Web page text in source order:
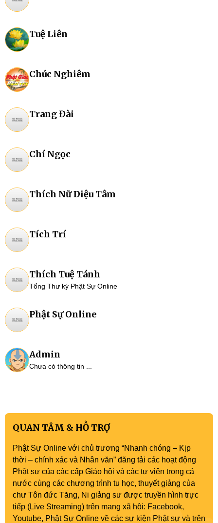
Tuệ Liên
Chúc Nghiêm
Trang Đài
Chí Ngọc
Thích Nữ Diệu Tâm
Tích Trí
Thích Tuệ Tánh
Tổng Thư ký Phật Sự Online
Phật Sự Online
Admin
Chưa có thông tin ...
QUAN TÂM & HỖ TRỢ
Phật Sự Online với chủ trương “Nhanh chóng – Kịp
thời – chính xác và Nhân văn” đăng tải các hoạt động
Phật sự của các cấp Giáo hội và các tự viện trong cả
nước cùng các chương trình tu học, thuyết giảng của
chư Tôn đức Tăng, Ni giảng sư được truyền hình trực
tiếp (Live Streaming) trên mạng xã hội: Facebook,
Youtube, Phật Sự Online về các sự kiện Phật sự và trên